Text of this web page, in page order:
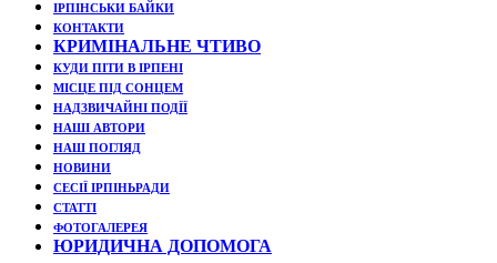
ІРПІНСЬКИ БАЙКИ
КОНТАКТИ
КРИМІНАЛЬНЕ ЧТИВО
КУДИ ПІТИ В ІРПЕНІ
МІСЦЕ ПІД СОНЦЕМ
НАДЗВИЧАЙНІ ПОДЇЇ
НАШІ АВТОРИ
НАШ ПОГЛЯД
НОВИНИ
СЕСІЇ ІРПІНЬРАДИ
СТАТТІ
ФОТОГАЛЕРЕЯ
ЮРИДИЧНА ДОПОМОГА